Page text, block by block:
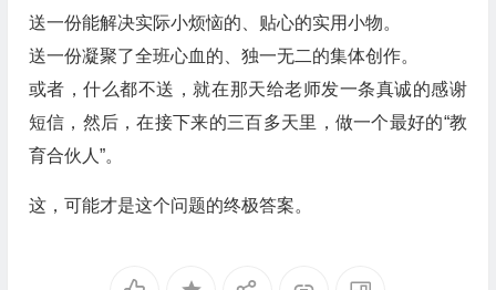
送一份能解决实际小烦恼的、贴心的实用小物。
送一份凝聚了全班心血的、独一无二的集体创作。
或者，什么都不送，就在那天给老师发一条真诚的感谢
短信，然后，在接下来的三百多天里，做一个最好的“教
育合伙人”。
这，可能才是这个问题的终极答案。